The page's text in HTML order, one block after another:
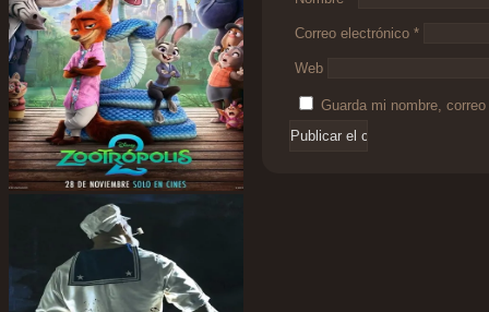
Correo electrónico *
Web
Guarda mi nombre,